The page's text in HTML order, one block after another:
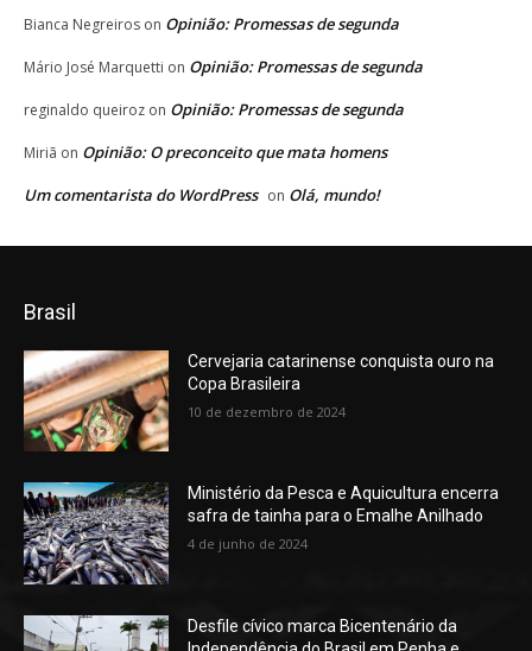
Bianca Negreiros on Opinião: Promessas de segunda
Mário José Marquetti on Opinião: Promessas de segunda
reginaldo queiroz on Opinião: Promessas de segunda
Miriã on Opinião: O preconceito que mata homens
Um comentarista do WordPress on Olá, mundo!
Brasil
Cervejaria catarinense conquista ouro na
Copa Brasileira
10 de dezembro de 2024
Ministério da Pesca e Aquicultura encerra
safra de tainha para o Emalhe Anilhado
4 de junho de 2024
Desfile cívico marca Bicentenário da